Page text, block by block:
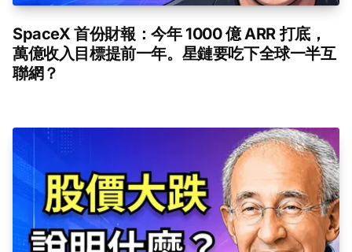
SpaceX 首份財報：今年 1000 億 ARR 打底，
萬億收入目標提前一年。星鏈要吃下全球一半互
聯網？